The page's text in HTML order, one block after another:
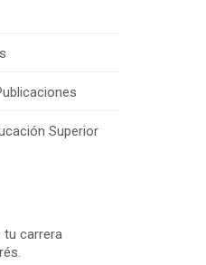
Superior
tu carrera